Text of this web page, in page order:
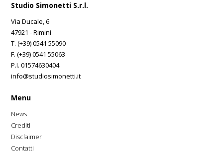
Studio Simonetti S.r.l.
Via Ducale, 6
47921 - Rimini
T. (+39) 0541 55090
F. (+39) 0541 55063
P.I. 01574630404
info@studiosimonetti.it
Menu
News
Crediti
Disclaimer
Contatti